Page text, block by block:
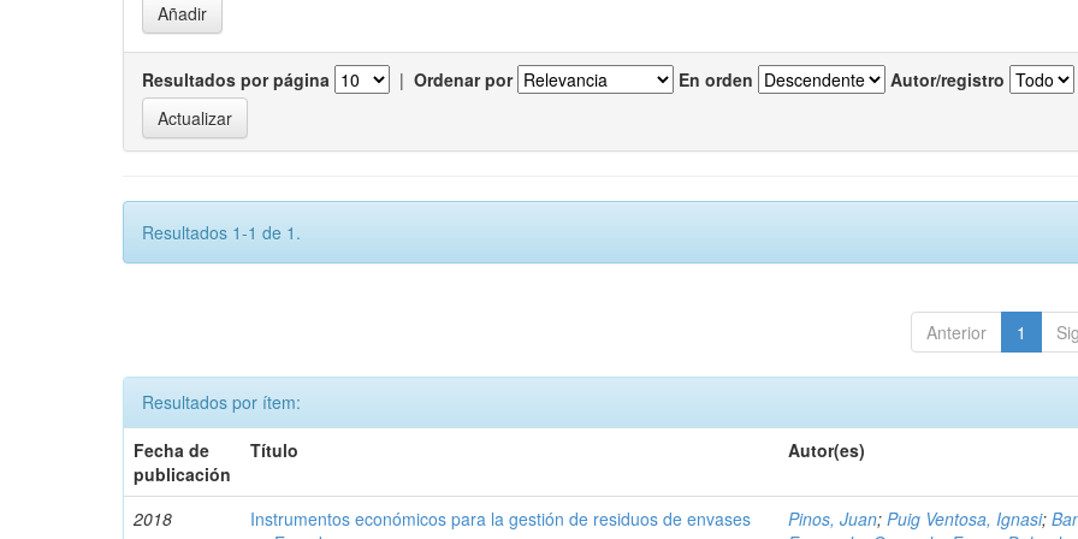
Resultados por página | Ordenar por En orden Autor/registro
Resultados 1-1 de 1.
Anterior 1
Resultados por ítem:
Fecha de
publicación
Título Autor(es)
2018
Instrumentos económicos para la gestión de residuos de envases
Pinos, Juan;Puig Ventosa, Ignasi;